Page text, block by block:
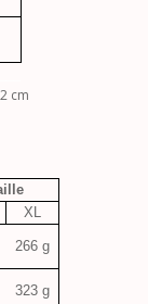
cm
XL
266 g
323 g